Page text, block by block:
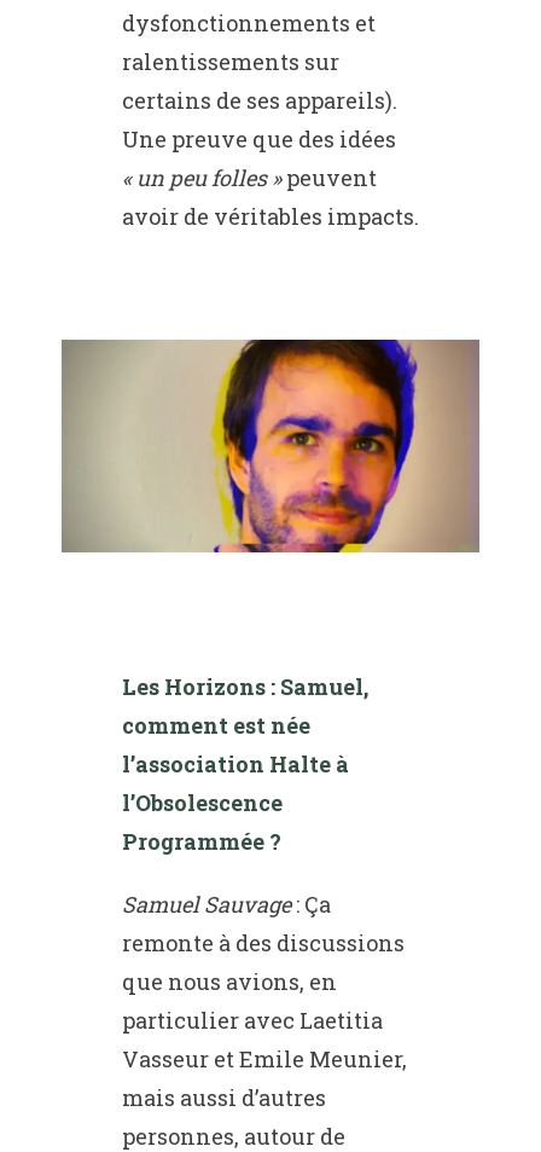
dysfonctionnements et
ralentissements sur
certains de ses appareils).
Une preuve que des idées
« un peu folles »peuvent
avoir de véritables impacts.
Les Horizons : Samuel,
comment est née
l’association Halte à
l’Obsolescence
Programmée ?
Samuel Sauvage: Ça
remonte à des discussions
que nous avions, en
particulier avec Laetitia
Vasseur et Emile Meunier,
mais aussi d’autres
personnes, autour de